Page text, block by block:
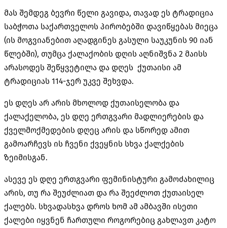
მას შემდეგ ბევრი წელი გავიდა, თავად ეს ტრადიცია
საბჭოთა საქართველოს პირობებში დავიწყებას მიეცა
(ის მოგვიანებით აღადგინეს გასული საუკუნის 90 იან
წლებში), თუმცა ქალაქობის დღის აღნიშვნა 2 მაისს
არასოდეს შეწყვეტილა და დღეს ქუთაისი ამ
ტრადიციას 114-ჯერ უკვე შეხვდა.
ეს დღეს არ არის მხოლოდ ქუთაისელობა და
ქალაქელობა, ეს დღე ერთგვარი მადლიერების და
ქველმოქმედების დღეც არის და სწორედ ამით
გამოარჩევს ის ჩვენი ქვეყნის სხვა ქალქების
ზეიმისგან.
ასევე ეს დღე ერთგვარი ფემინისტური გამოძახილიც
არის, თუ რა შეუძლიათ და რა შეეძლოთ ქუთაისელ
ქალებს. სხვადასხვა დროს ხომ ამ ამბავში ისეთი
ქალები იყვნენ ჩართული როგორებიც გახლავთ კატო